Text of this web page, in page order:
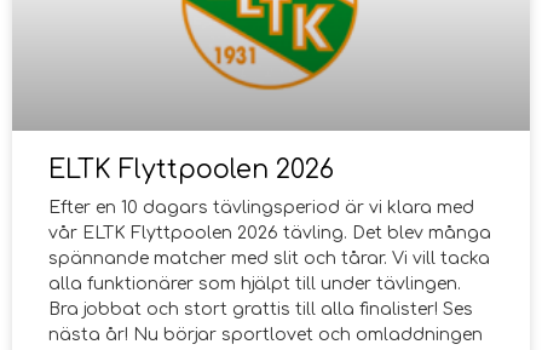
ELTK Flyttpoolen 2026
Efter en 10 dagars tävlingsperiod är vi klara med
vår ELTK Flyttpoolen 2026 tävling. Det blev många
spännande matcher med slit och tårar. Vi vill tacka
alla funktionärer som hjälpt till under tävlingen.
Bra jobbat och stort grattis till alla finalister! Ses
nästa år! Nu börjar sportlovet och omladdningen